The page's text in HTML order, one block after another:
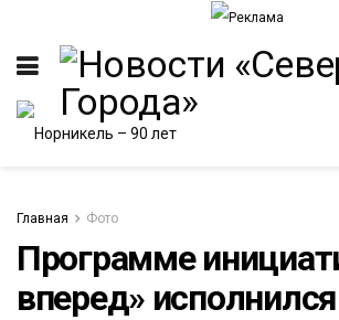
Главная Фото
Программе
вперед»